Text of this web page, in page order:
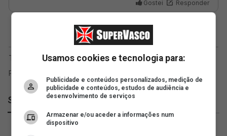
SuperVasco
Usamos cookies e tecnologia para:
Publicidade e conteúdos personalizados, medição de
publicidade e conteúdos, estudos de audiência e
desenvolvimento de serviços
Armazenar e/ou aceder a informações num
dispositivo